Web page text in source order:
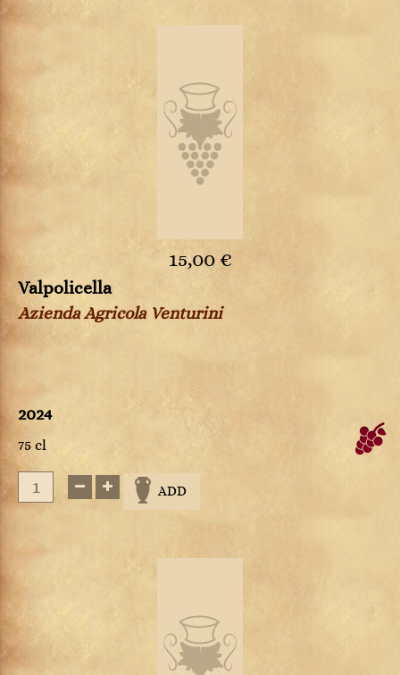
15,00 €
Valpolicella
Azienda Agricola Venturini
2024
75 cl
ADD